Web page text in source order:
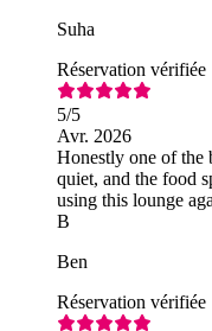
Suha
Réservation vérifiée
5/5
Avr. 2026
Honestly one of the
quiet, and the food
using this lounge
B
Ben
Réservation vérifiée